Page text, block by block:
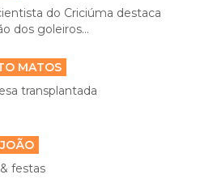
do Criciúma destaca
dos goleiros...
MATOS
transplantada
festas